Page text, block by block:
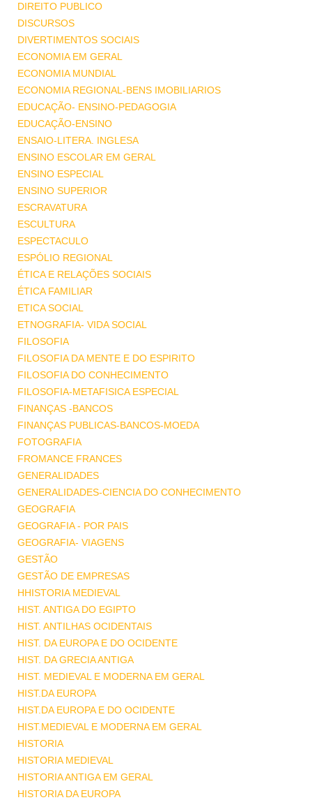
DIREITO PUBLICO
DISCURSOS
DIVERTIMENTOS SOCIAIS
ECONOMIA EM GERAL
ECONOMIA MUNDIAL
ECONOMIA REGIONAL-BENS IMOBILIARIOS
EDUCAÇÃO- ENSINO-PEDAGOGIA
EDUCAÇÃO-ENSINO
ENSAIO-LITERA. INGLESA
ENSINO ESCOLAR EM GERAL
ENSINO ESPECIAL
ENSINO SUPERIOR
ESCRAVATURA
ESCULTURA
ESPECTACULO
ESPÓLIO REGIONAL
ÉTICA E RELAÇÕES SOCIAIS
ÉTICA FAMILIAR
ETICA SOCIAL
ETNOGRAFIA- VIDA SOCIAL
FILOSOFIA
FILOSOFIA DA MENTE E DO ESPIRITO
FILOSOFIA DO CONHECIMENTO
FILOSOFIA-METAFISICA ESPECIAL
FINANÇAS -BANCOS
FINANÇAS PUBLICAS-BANCOS-MOEDA
FOTOGRAFIA
FROMANCE FRANCES
GENERALIDADES
GENERALIDADES-CIENCIA DO CONHECIMENTO
GEOGRAFIA
GEOGRAFIA - POR PAIS
GEOGRAFIA- VIAGENS
GESTÃO
GESTÃO DE EMPRESAS
HHISTORIA MEDIEVAL
HIST. ANTIGA DO EGIPTO
HIST. ANTILHAS OCIDENTAIS
HIST. DA EUROPA E DO OCIDENTE
HIST. DA GRECIA ANTIGA
HIST. MEDIEVAL E MODERNA EM GERAL
HIST.DA EUROPA
HIST.DA EUROPA E DO OCIDENTE
HIST.MEDIEVAL E MODERNA EM GERAL
HISTORIA
HISTORIA MEDIEVAL
HISTORIA ANTIGA EM GERAL
HISTORIA DA EUROPA